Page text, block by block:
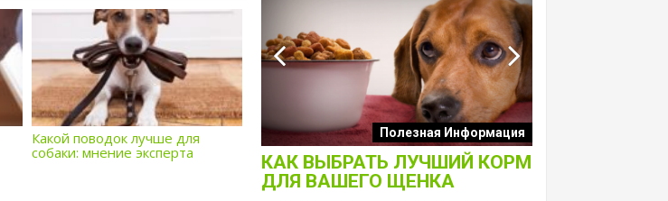
Какой поводок лучше для
собаки: мнение эксперта
Интересные подборки про кошек и
собак
ОБЗОР ПОЛНОРАЦИОННОГО
Полезная Информация
КАК ВЫБРАТЬ ЛУЧШИЙ КОРМ
ДЛЯ ВАШЕГО ЩЕНКА